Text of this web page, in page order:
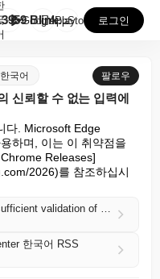
크로미움: CVE-2026-13959 Blink의 신뢰...
GooglePlay
AppStore 로그인
국어 팔로우
신뢰할 수 없는 입력에
다. Microsoft Edge
하며, 이는 이 취약점을
Releases]
2026)를 참조하십시
Chromium: CVE-2026-13959 Insufficient validation of untrusted input in Blink
한국어 RSS